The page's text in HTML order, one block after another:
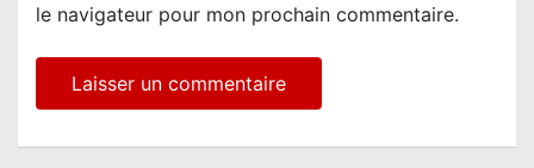
le navigateur pour mon prochain commentaire.